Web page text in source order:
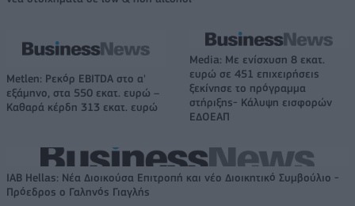
Metlen: Ρεκόρ EBITDA στο α'
εξάμηνο, στα 550 εκατ. ευρώ –
Καθαρά κέρδη 313 εκατ. ευρώ
Media: Με ενίσχυση 8 εκατ.
ευρώ σε 451 επιχειρήσεις
ξεκίνησε το πρόγραμμα
στήριξης- Κάλυψη εισφορών
ΕΔΟΕΑΠ
IAB Hellas: Νέα Διοικούσα Επιτροπή και νέο Διοικητικό Συμβούλιο -
Πρόεδρος ο Γαληνός Γιαγλής